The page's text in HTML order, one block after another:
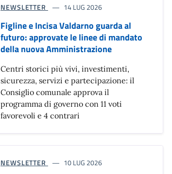
NEWSLETTER 14 LUG 2026
Figline e Incisa Valdarno guarda al
futuro: approvate le linee di mandato
della nuova Amministrazione
Centri storici più vivi, investimenti,
sicurezza, servizi e partecipazione: il
Consiglio comunale approva il
programma di governo con 11 voti
favorevoli e 4 contrari
NEWSLETTER 10 LUG 2026